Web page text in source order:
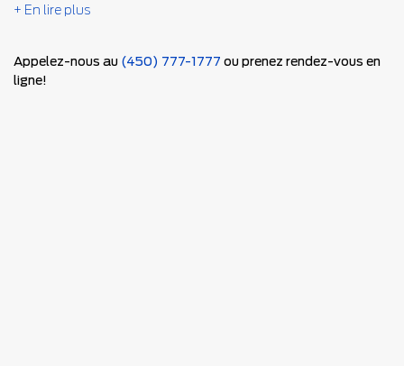
+ En lire plus
Appelez-nous au (450) 777-1777 ou prenez rendez-vous en
ligne!